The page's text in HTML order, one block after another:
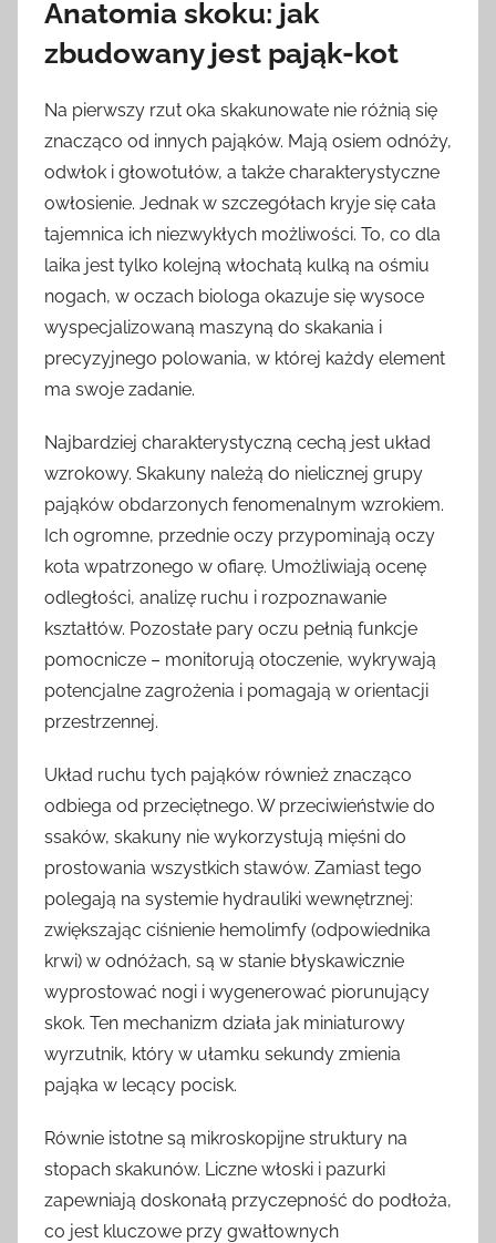
Anatomia skoku: jak
zbudowany jest pająk-kot
Na pierwszy rzut oka skakunowate nie różnią się
znacząco od innych pająków. Mają osiem odnóży,
odwłok i głowotułów, a także charakterystyczne
owłosienie. Jednak w szczegółach kryje się cała
tajemnica ich niezwykłych możliwości. To, co dla
laika jest tylko kolejną włochatą kulką na ośmiu
nogach, w oczach biologa okazuje się wysoce
wyspecjalizowaną maszyną do skakania i
precyzyjnego polowania, w której każdy element
ma swoje zadanie.
Najbardziej charakterystyczną cechą jest układ
wzrokowy. Skakuny należą do nielicznej grupy
pająków obdarzonych fenomenalnym wzrokiem.
Ich ogromne, przednie oczy przypominają oczy
kota wpatrzonego w ofiarę. Umożliwiają ocenę
odległości, analizę ruchu i rozpoznawanie
kształtów. Pozostałe pary oczu pełnią funkcje
pomocnicze – monitorują otoczenie, wykrywają
potencjalne zagrożenia i pomagają w orientacji
przestrzennej.
Układ ruchu tych pająków również znacząco
odbiega od przeciętnego. W przeciwieństwie do
ssaków, skakuny nie wykorzystują mięśni do
prostowania wszystkich stawów. Zamiast tego
polegają na systemie hydrauliki wewnętrznej:
zwiększając ciśnienie hemolimfy (odpowiednika
krwi) w odnóżach, są w stanie błyskawicznie
wyprostować nogi i wygenerować piorunujący
skok. Ten mechanizm działa jak miniaturowy
wyrzutnik, który w ułamku sekundy zmienia
pająka w lecący pocisk.
Równie istotne są mikroskopijne struktury na
stopach skakunów. Liczne włoski i pazurki
zapewniają doskonałą przyczepność do podłoża,
co jest kluczowe przy gwałtownych